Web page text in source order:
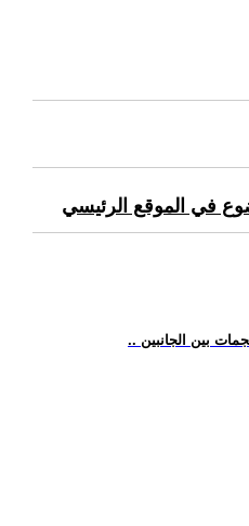
في الموقع الرئيسي
بين الجانبين